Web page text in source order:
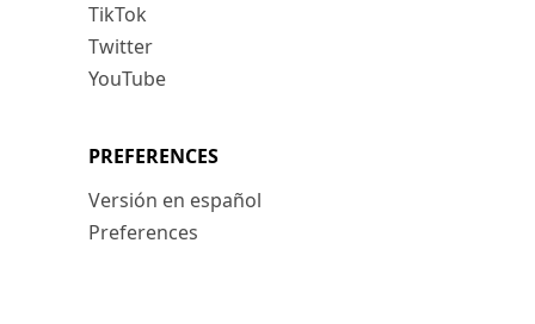
TikTok
Twitter
YouTube
PREFERENCES
Versión en español
Preferences